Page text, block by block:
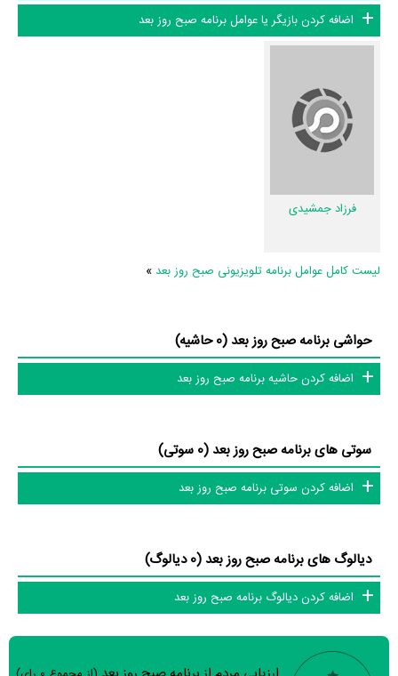
تاکنون در بخش‌های گالری عکس و پوستر برنامه صبح روز بعد، ویدئو و تیزر
بعد، سوتی برنامه صبح روز بعد و نقد برنامه صبح روز بعد هنوز موردی ثبت
نشده است. قطعا ما و شما به این حد قانع نیستیم؛ باید به‌کمک علاقمندان فیلم،
سریال و تئاتر، این دایرة‌المعارف آنلاین و بانک اطلاعات هنرمندان و آثار سینما،
اضافه کردن بازیگر یا عوامل برنامه صبح روز بعد
فرزاد جمشیدی
لیست کامل عوامل برنامه تلویزیونی صبح روز بعد »
حواشی برنامه صبح روز بعد (0 حاشیه)
اضافه کردن حاشیه برنامه صبح روز بعد
سوتی های برنامه صبح روز بعد (0 سوتی)
اضافه کردن سوتی برنامه صبح روز بعد
دیالوگ های برنامه صبح روز بعد (0 دیالوگ)
اضافه کردن دیالوگ برنامه صبح روز بعد